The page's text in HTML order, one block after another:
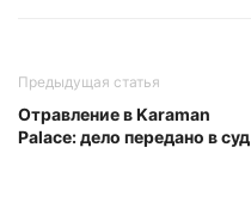
Предыдущая статья
Отравление в Karaman
Palace: дело передано в суд